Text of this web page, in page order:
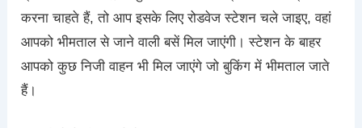
करना चाहते हैं, तो आप इसके लिए रोडवेज स्टेशन चले जाइए, वहां
आपको भीमताल से जाने वाली बसें मिल जाएंगी। स्टेशन के बाहर
आपको कुछ निजी वाहन भी मिल जाएंगे जो बुकिंग में भीमताल जाते
हैं।